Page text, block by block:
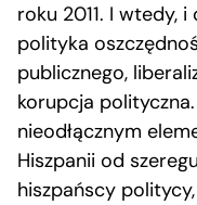
roku 2011. I wtedy,
polityka
publicznego,
korupcja
nieodłącznym
Hiszpanii od
hiszpańscy